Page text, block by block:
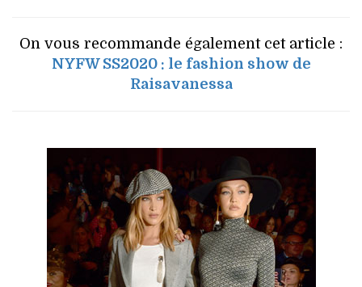
On vous recommande également cet article :
NYFW SS2020 : le fashion show de
Raisavanessa